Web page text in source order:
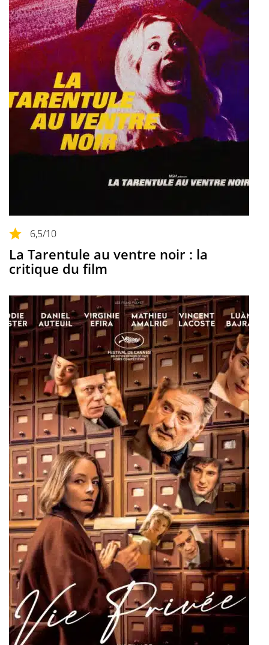
6,5/10
La Tarentule au ventre noir : la
critique du film